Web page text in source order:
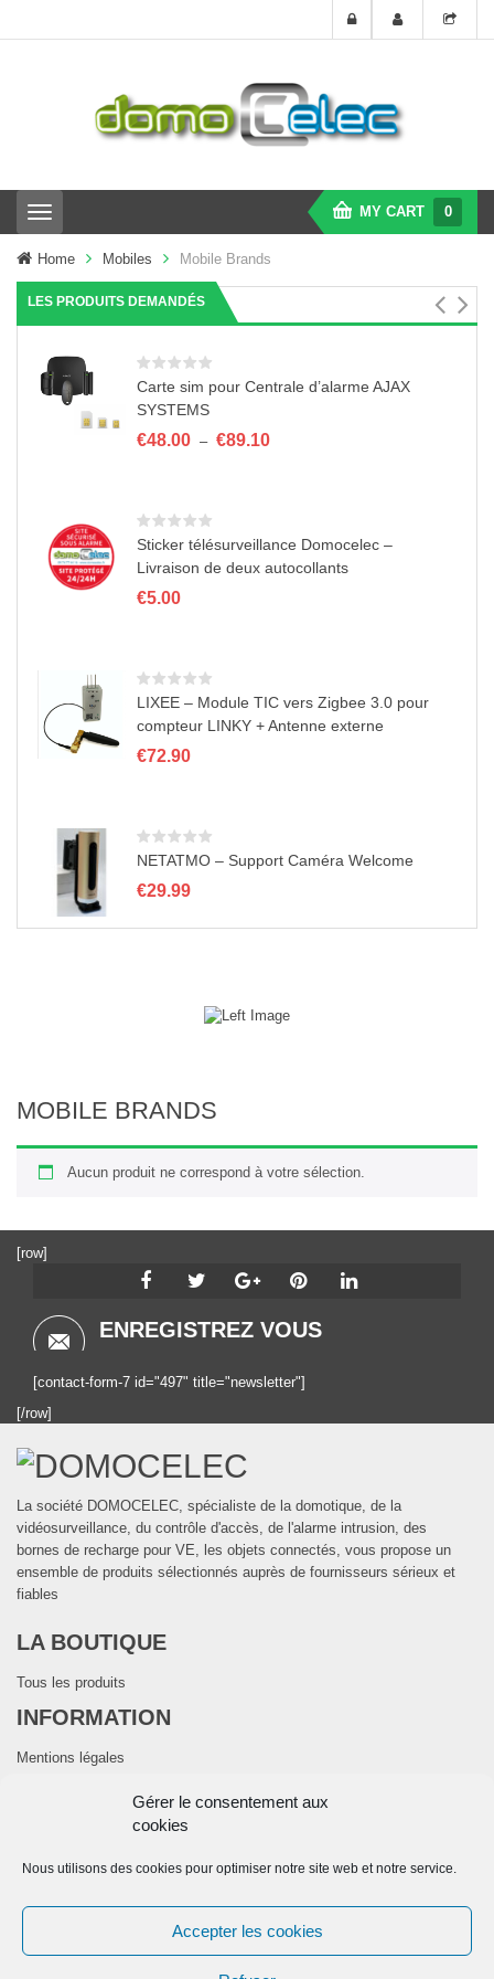
Gérer le consentement aux
cookies
Nous utilisons des cookies pour optimiser notre site web et notre service.
Accepter les cookies
T
o
g
l
v
i
MY CART 0
Home Mobiles Mobile Brands
LES PRODUITS DEMANDÉS
Carte sim pour Centrale d’alarme AJAX
SYSTEMS
€48.00 – €89.10Plage
€89.10
Sticker télésurveillance Domocelec –
Livraison de deux autocollants
€5.00
LIXEE – Module TIC vers Zigbee 3.0 pour
compteur LINKY + Antenne externe
€72.90
NETATMO – Support Caméra Welcome
€29.99
MOBILE BRANDS
Aucun produit ne correspond à votre sélection.
[row]
ENREGISTREZ VOUS
[contact-form-7 id="497" title="newsletter"]
[/row]
La société DOMOCELEC, spécialiste de la domotique, de la
vidéosurveillance, du contrôle d'accès, de l'alarme intrusion, des
bornes de recharge pour VE, les objets connectés, vous propose un
ensemble de produits sélectionnés auprès de fournisseurs sérieux et
fiables
LA BOUTIQUE
Tous les produits
INFORMATION
Mentions légales
Politique de cookies (UE)
contact@domocelec.com